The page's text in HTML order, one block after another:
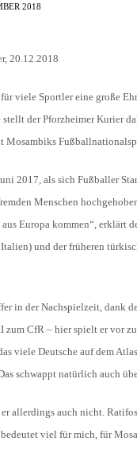
HISTORIE
1. CFR PFORZHEIM
VFR PFORZHEIM
2018
20.12.2018
viele Sportler eine große
der Pforzheimer Kurier
Mosambiks
2017, als sich Fußballer
Menschen
Europa kommen“,
und der früheren
in der Nachspielzeit, dank
CfR – hier spielt er vor
viele Deutsche auf dem
schwappt natürlich auch
allerdings auch nicht.
viel für mich, für